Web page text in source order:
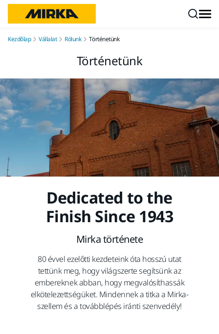
Kezdőlap Vállalat Rólunk Történetünk
Történetünk
Dedicated to the
Finish Since 1943
Mirka története
80 évvel ezelőtti kezdeteink óta hosszú utat
tettünk meg, hogy világszerte segítsünk az
embereknek abban, hogy megvalósíthassák
elkötelezettségüket. Mindennek a titka a Mirka-
szellem és a továbblépés iránti szenvedély!